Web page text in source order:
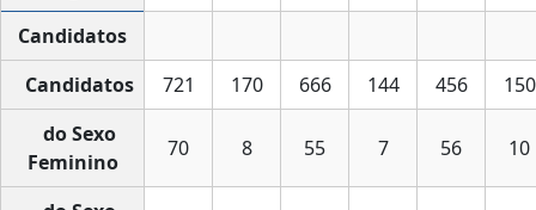
Candidatos
Candidatos
721 170 666 144 456
150
do Sexo
Feminino
70 8 55 7 56 10